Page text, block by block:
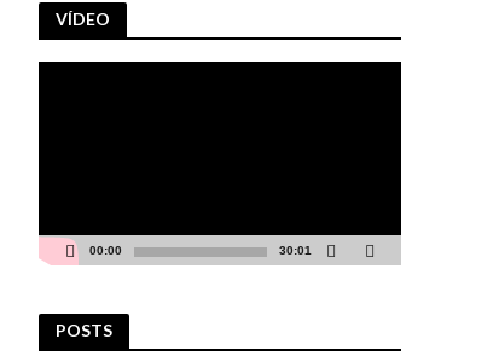
VÍDEO
00:00 30:01
POSTS